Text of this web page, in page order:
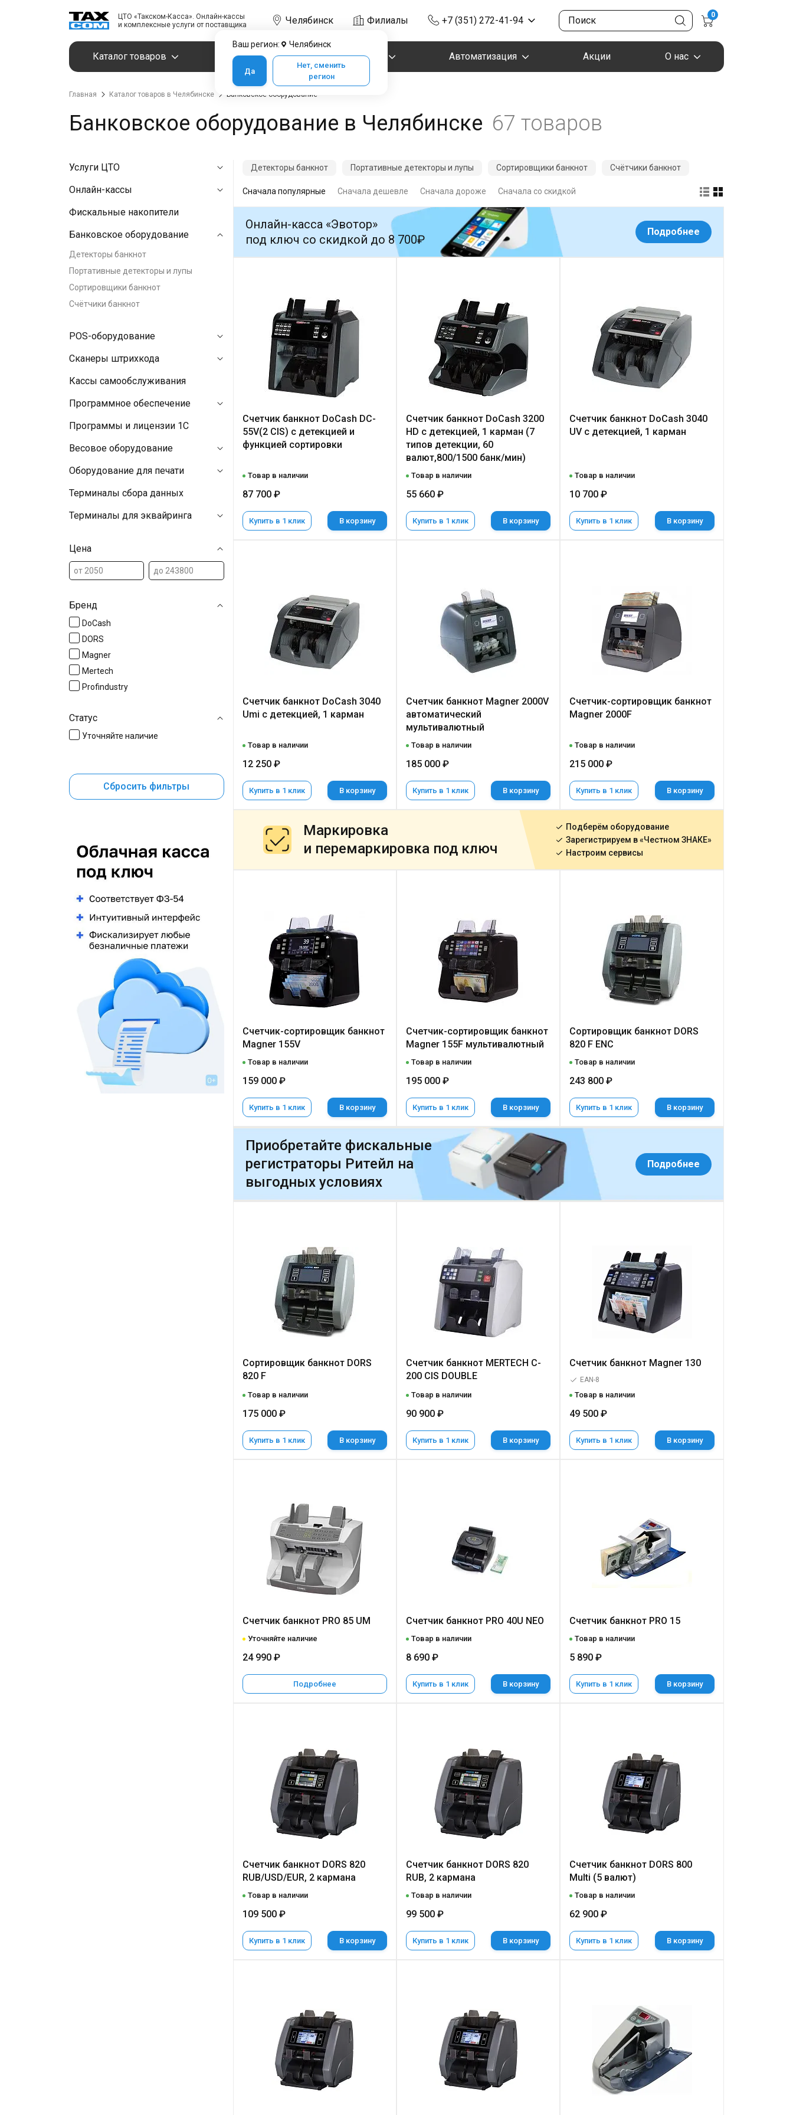
ЦТО «Такском-Касса». Онлайн-кассы
и комплексные услуги от поставщика
Челябинск
Ваш регион: Челябинск
Да
Нет, сменить
регион
Филиалы +7 (351) 272-41-94
0
Каталог товаров Услуги Маркировка Автоматизация Акции О нас
Главная Каталог товаров в Челябинске Банковское оборудование
Банковское оборудование в Челябинске 67 товаров
Услуги ЦТО
Онлайн-кассы
Фискальные накопители
Банковское оборудование
Детекторы банкнот
Портативные детекторы и лупы
Сортировщики банкнот
Счётчики банкнот
POS-оборудование
Сканеры штрихкода
Кассы самообслуживания
Программное обеспечение
Программы и лицензии 1C
Весовое оборудование
Оборудование для печати
Терминалы сбора данных
Терминалы для эквайринга
Цена
Бренд
DoCash
DORS
Magner
Mertech
Profindustry
Статус
Уточняйте наличие
Сбросить фильтры
Детекторы банкнот Портативные детекторы и лупы Сортировщики банкнот Счётчики банкнот
Сначала популярные Сначала дешевле Сначала дороже Сначала со скидкой
Счетчик банкнот DoCash DC-
55V(2 CIS) с детекцией и
функцией сортировки
Товар в наличии
87 700 ₽
Купить в 1 клик В корзину
Счетчик банкнот DoCash 3200
HD с детекцией, 1 карман (7
типов детекции, 60
валют,800/1500 банк/мин)
Товар в наличии
55 660 ₽
Купить в 1 клик В корзину
Счетчик банкнот DoCash 3040
UV с детекцией, 1 карман
Товар в наличии
10 700 ₽
Купить в 1 клик В корзину
Счетчик банкнот DoCash 3040
Umi с детекцией, 1 карман
Товар в наличии
12 250 ₽
Купить в 1 клик В корзину
Счетчик банкнот Magner 2000V
автоматический
мультивалютный
Товар в наличии
185 000 ₽
Купить в 1 клик В корзину
Счетчик-сортировщик банкнот
Magner 2000F
Товар в наличии
215 000 ₽
Купить в 1 клик В корзину
Счетчик-сортировщик банкнот
Magner 155V
Товар в наличии
159 000 ₽
Купить в 1 клик В корзину
Счетчик-сортировщик банкнот
Magner 155F мультивалютный
Товар в наличии
195 000 ₽
Купить в 1 клик В корзину
Сортировщик банкнот DORS
820 F ENC
Товар в наличии
243 800 ₽
Купить в 1 клик В корзину
Сортировщик банкнот DORS
820 F
Товар в наличии
175 000 ₽
Купить в 1 клик В корзину
Счетчик банкнот MERTECH C-
200 CIS DOUBLE
Товар в наличии
90 900 ₽
Купить в 1 клик В корзину
Счетчик банкнот Magner 130
EAN-8
Товар в наличии
49 500 ₽
Купить в 1 клик В корзину
Счетчик банкнот PRO 85 UM
Уточняйте наличие
24 990 ₽
Подробнее
Счетчик банкнот PRO 40U NEO
Товар в наличии
8 690 ₽
Купить в 1 клик В корзину
Счетчик банкнот PRO 15
Товар в наличии
5 890 ₽
Купить в 1 клик В корзину
Счетчик банкнот DORS 820
RUB/USD/EUR, 2 кармана
Товар в наличии
109 500 ₽
Купить в 1 клик В корзину
Счетчик банкнот DORS 820
RUB, 2 кармана
Товар в наличии
99 500 ₽
Купить в 1 клик В корзину
Cчетчик банкнот DORS 800
Multi (5 валют)
Товар в наличии
62 900 ₽
Купить в 1 клик В корзину
Онлайн-касса «Эвотор»
под ключ со скидкой до 8 700₽
Подробнее
Маркировка
и перемаркировка под ключ
Подберём оборудование
Зарегистрируем в «Честном ЗНАКЕ»
Настроим сервисы
Приобретайте фискальные
регистраторы Ритейл на
выгодных условиях
Подробнее